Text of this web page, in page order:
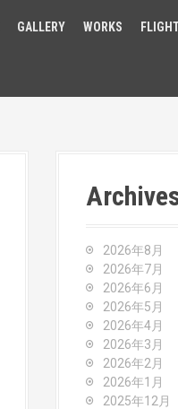
GALLERY WORKS
2026年8月
2026年7月
2026年6月
2026年5月
2026年4月
2026年3月
2026年2月
2026年1月
2025年12月